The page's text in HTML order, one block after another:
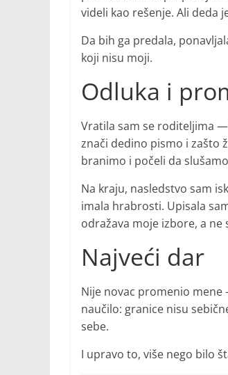
videli kao rešenje. Ali deda
Da bih ga predala,
koji nisu moji.
Odluka i
Vratila sam se roditeljima
znači dedino pismo i zašto
branimo i počeli da
Na kraju, nasledstvo sam
imala hrabrosti. Upisala
odražava moje izbore, a
Najveći dar
Nije novac promenio
naučilo: granice nisu
sebe.
I upravo to, više nego bilo